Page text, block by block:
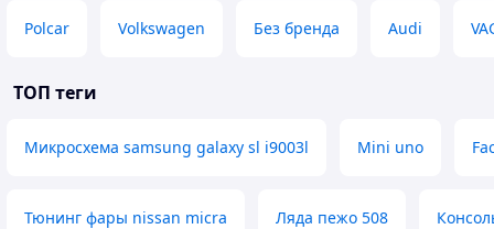
Polcar Volkswagen Без бренда Audi
ТОП теги
Микросхема samsung galaxy sl i9003l Mini uno
Тюнинг фары nissan micra Ляда пежо 508